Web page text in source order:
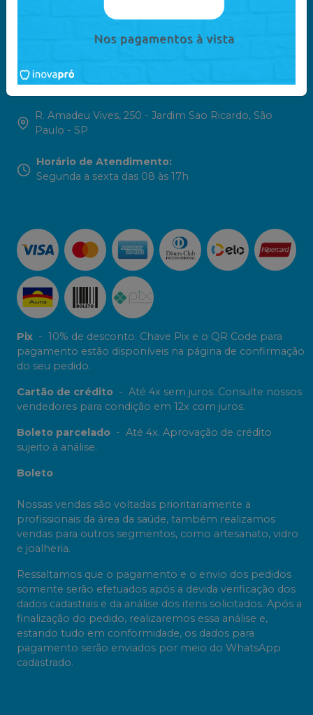
Atendimento
11 96340-6135
contato@inovapro.net.br
R. Amadeu Vives, 250 - Jardim Sao Ricardo, São
Paulo - SP
Horário de Atendimento:
Segunda a sexta das 08 às 17h
Pix - 10% de desconto. Chave Pix e o QR Code para
pagamento estão disponíveis na página de confirmação
do seu pedido.
Cartão de crédito - Até 4x sem juros. Consulte nossos
vendedores para condição em 12x com juros.
Boleto parcelado - Até 4x. Aprovação de crédito
sujeito à análise.
Boleto
Nossas vendas são voltadas prioritariamente a
profissionais da área da saúde, também realizamos
vendas para outros segmentos, como artesanato, vidro
e joalheria.
Ressaltamos que o pagamento e o envio dos pedidos
somente serão efetuados após a devida verificação dos
dados cadastrais e da análise dos itens solicitados. Após a
finalização do pedido, realizaremos essa análise e,
estando tudo em conformidade, os dados para
pagamento serão enviados por meio do WhatsApp
cadastrado.